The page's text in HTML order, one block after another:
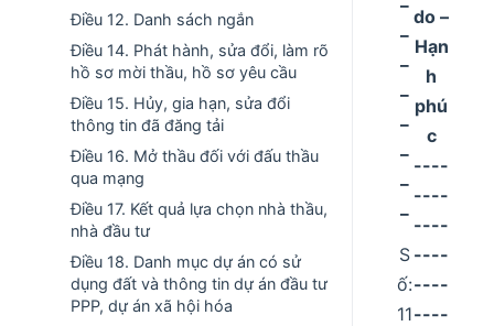
Điều 12. Danh sách ngắn
Điều 14. Phát hành, sửa đổi, làm rõ
hồ sơ mời thầu, hồ sơ yêu cầu
Điều 15. Hủy, gia hạn, sửa đổi
thông tin đã đăng tải
Điều 16. Mở thầu đối với đấu thầu
qua mạng
Điều 17. Kết quả lựa chọn nhà thầu,
nhà đầu tư
Điều 18. Danh mục dự án có sử
dụng đất và thông tin dự án đầu tư
PPP, dự án xã hội hóa
S
ố:
11
do –
Hạn
h
phú
c
----
----
----
----
----
----